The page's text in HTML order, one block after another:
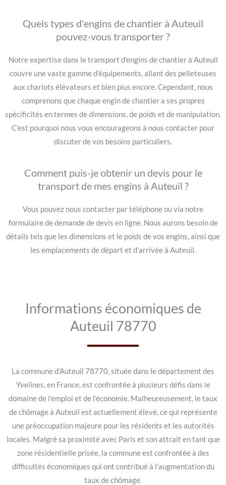
Quels types d'engins de chantier à Auteuil
pouvez-vous transporter ?
Notre expertise dans le transport d’engins de chantier à Auteuil
couvre une vaste gamme d’équipements, allant des pelleteuses
aux chariots élévateurs et bien plus encore. Cependant, nous
comprenons que chaque engin de chantier a ses propres
spécificités en termes de dimensions, de poids et de manipulation.
C’est pourquoi nous vous encourageons à nous contacter pour
discuter de vos besoins particuliers.
Comment puis-je obtenir un devis pour le
transport de mes engins à Auteuil ?
Vous pouvez nous contacter par téléphone ou via notre
formulaire de demande de devis en ligne. Nous aurons besoin de
détails tels que les dimensions et le poids de vos engins, ainsi que
les emplacements de départ et d’arrivée à Auteuil.
Informations économiques de
Auteuil 78770
La commune d’Auteuil 78770, située dans le département des
Yvelines, en France, est confrontée à plusieurs défis dans le
domaine de l’emploi et de l’économie. Malheureusement, le taux
de chômage à Auteuil est actuellement élevé, ce qui représente
une préoccupation majeure pour les résidents et les autorités
locales. Malgré sa proximité avec Paris et son attrait en tant que
zone résidentielle prisée, la commune est confrontée à des
difficultés économiques qui ont contribué à l’augmentation du
taux de chômage.